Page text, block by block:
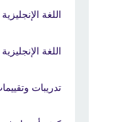
اللغة
اللغة الإنجليزية
تدريبات